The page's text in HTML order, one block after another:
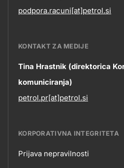
podpora.racuni[at]petrol.si
KONTAKT ZA MEDIJE
Tina Hrastnik (direktorica
komuniciranja)
petrol.pr[at]petrol.si
KORPORATIVNA INTEGRITETA
Prijava nepravilnosti